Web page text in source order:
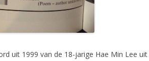
uit 1999 van de 18-jarige Hae Min Lee